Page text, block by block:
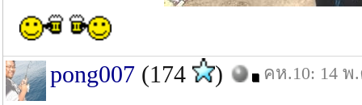
pong007 (174 ) คห.10: 14 พ